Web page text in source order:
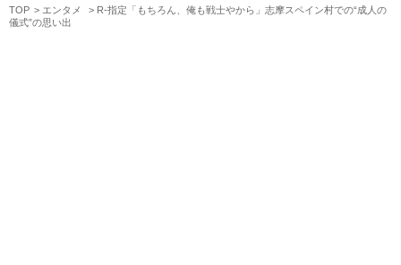
TOP エンタメ
R-指定「もちろん、俺も戦士やから」志摩スペイン村での“成人の
儀式”の思い出